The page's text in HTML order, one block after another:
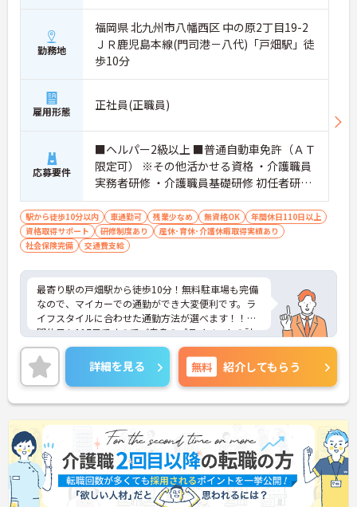
勤務地
福岡県 北九州市八幡西区 中の原2丁目19-2
ＪＲ鹿児島本線(門司港－八代)「戸畑駅」徒
歩10分
雇用形態 正社員(正職員)
応募要件
■ヘルパー2級以上 ■普通自動車免許（ＡＴ
限定可） ※その他活かせる資格 ・介護職員
実務者研修 ・介護職員基礎研修 初任者研修
・ヘルパー1級・ヘルパー2級 その他
駅から徒歩10分以内 車通勤可 残業少なめ 無資格OK
年間休日110日以上
資格取得サポート
研修制度あり
産休･育休･介護休暇取得実績あり
社会保険完備
交通費支給
最寄り駅の戸畑駅から徒歩10分！無料駐車場も完備
なので、マイカーでの通勤ができ大変便利です。ラ
イフスタイルに合わせた通勤方法が選べます！！年
間休日も117日ですのでご自身のプライベートの計
画も立てやすいのはすごく魅力的ですよね☆育児休
業の取得実績もあり！今、子育て中のお母さん、将
来結婚や出産をお考えの方も安心して働ける環境が
整っています。毎月の各種手当ても充実です！！ご
興味ある方には、面接対策ポイントなど、さらに詳
細をお話しいたしますのでお気軽にご相談くださ
い。
詳細を見る 無料 紹介してもらう